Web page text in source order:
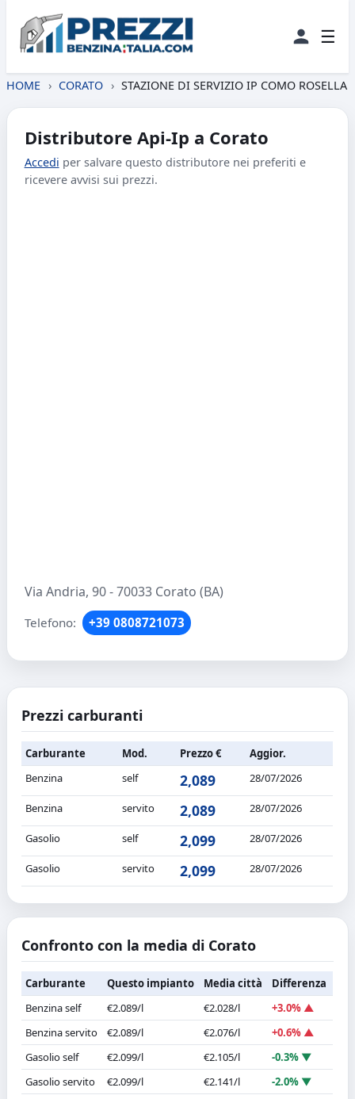
☰
HOME › CORATO › STAZIONE DI SERVIZIO IP COMO ROSELLA
Distributore Api-Ip a Corato
Accedi per salvare questo distributore nei preferiti e
ricevere avvisi sui prezzi.
Via Andria, 90 - 70033 Corato (BA)
Telefono: +39 0808721073
Prezzi carburanti
Carburante Mod. Prezzo €
Aggior.
Benzina
self 2,089 28/07/2026
Benzina servito 2,089 28/07/2026
Gasolio self 2,099 28/07/2026
Gasolio servito 2,099 28/07/2026
Confronto con la media di Corato
Carburante Questo impianto Media città
Differenza
Benzina self
€2.089/l €2.028/l
+3.0% ▲
Benzina servito
€2.089/l €2.076/l
+0.6% ▲
Gasolio self
€2.099/l €2.105/l
-0.3% ▼
Gasolio servito
€2.099/l €2.141/l
-2.0% ▼